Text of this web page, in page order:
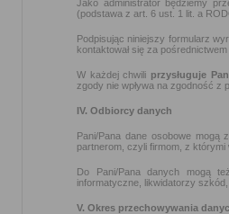
Jako administrator będziemy
(podstawa z art. 6 ust. 1 lit. a
Podpisując niniejszy formularz
kontaktował się za
W każdej chwili przysługuje
zgody nie wpływa na zgodność z
IV. Odbiorcy danych
Pani/Pana dane osobowe mogą
partnerom, czyli firmom, z którymi
Do Pani/Pana danych mogą
informatyczne, likwidatorzy
V. Okres przechowywania